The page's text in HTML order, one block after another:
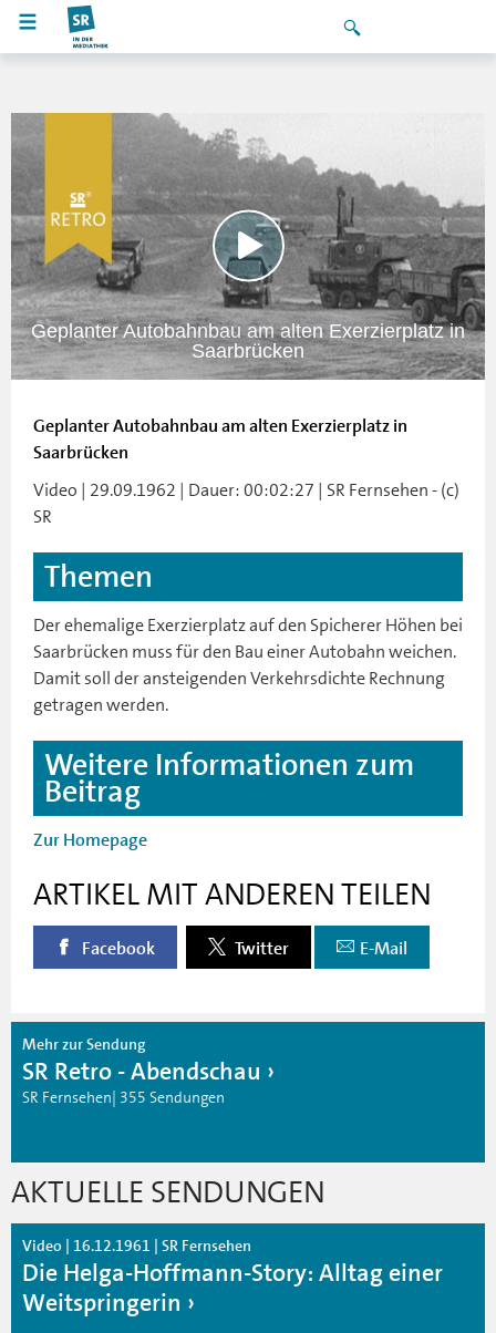
Geplanter Autobahnbau am alten Exerzierplatz in
Saarbrücken
Geplanter Autobahnbau am alten Exerzierplatz in
Saarbrücken
Video | 29.09.1962 | Dauer: 00:02:27 | SR Fernsehen - (c)
SR
Themen
Der ehemalige Exerzierplatz auf den Spicherer Höhen bei
Saarbrücken muss für den Bau einer Autobahn weichen.
Damit soll der ansteigenden Verkehrsdichte Rechnung
getragen werden.
Weitere Informationen zum
Beitrag
Zur Homepage
ARTIKEL MIT ANDEREN TEILEN
Facebook Twitter E-Mail
Mehr zur Sendung
SR Retro - Abendschau
SR Fernsehen| 355 Sendungen
AKTUELLE SENDUNGEN
Video | 16.12.1961 | SR Fernsehen
Die Helga-Hoffmann-Story: Alltag einer
Weitspringerin